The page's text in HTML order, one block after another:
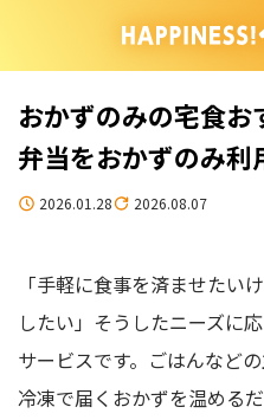
おかずのみの宅食
弁当をおかずのみ利
2026.01.28 2026.08.07
「手軽に食事を済ませたい
したい」そうしたニーズに
サービスです。ごはんなど
冷凍で届くおかずを温める